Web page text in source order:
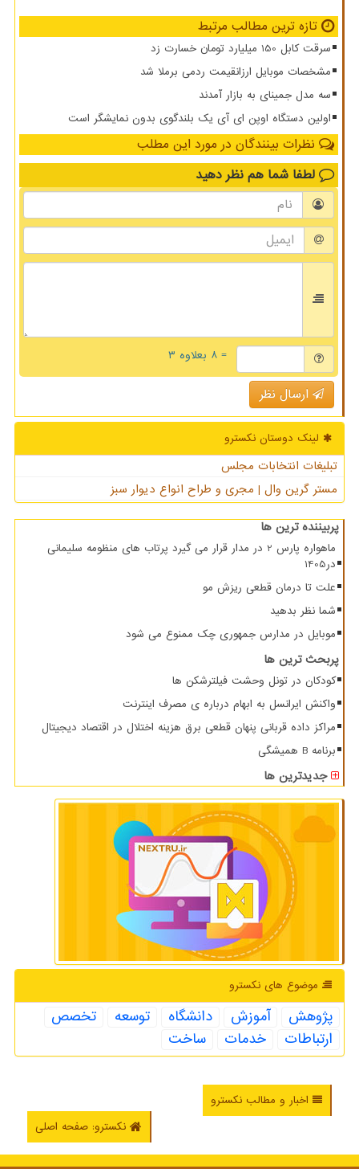
تازه ترین مطالب مرتبط
سرقت کابل 150 میلیارد تومان خسارت زد
مشخصات موبایل ارزانقیمت ردمی برملا شد
سه مدل جمینای به بازار آمدند
اولین دستگاه اوپن ای آی یک بلندگوی بدون نمایشگر است
نظرات بینندگان در مورد این مطلب
لطفا شما هم نظر دهید
= ۸ بعلاوه ۳
ارسال نظر
لینک دوستان نكسترو
تبلیغات انتخابات مجلس
مستر گرین وال | مجری و طراح انواع دیوار سبز
پربیننده ترین ها
ماهواره پارس 2 در مدار قرار می گیرد پرتاب های منظومه سلیمانی
در1405
علت تا درمان قطعی ریزش مو
شما نظر بدهید
موبایل در مدارس جمهوری چک ممنوع می شود
پربحث ترین ها
کودکان در تونل وحشت فیلترشکن ها
واکنش ایرانسل به ابهام درباره ی مصرف اینترنت
مراکز داده قربانی پنهان قطعی برق هزینه اختلال در اقتصاد دیجیتال
برنامه B همیشگی
جدیدترین ها
موضوع های نكسترو
پژوهش آموزش دانشگاه توسعه
تخصص
ارتباطات
خدمات ساخت
اخبار و مطالب نکسترو
نکسترو: صفحه اصلی